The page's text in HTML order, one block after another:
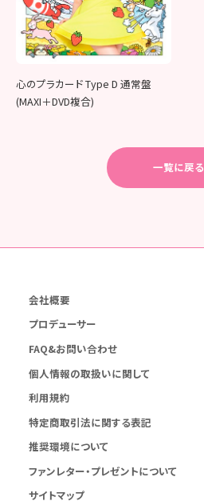
心のプラカード Type D 通常盤
(MAXI＋DVD複合)
一覧に戻る
会社概要
プロデューサー
FAQ&お問い合わせ
個人情報の取扱いに関して
利用規約
特定商取引法に関する表記
推奨環境について
ファンレター・プレゼントについて
サイトマップ